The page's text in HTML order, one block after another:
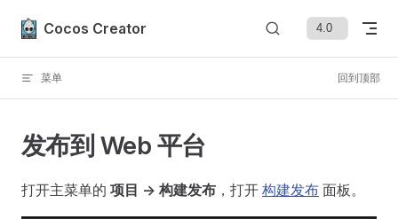
Skip to content
Cocos Creator
菜单 回到顶部
发布到 Web 平台
打开主菜单的 项目 -> 构建发布 ，打开 构建发布 面板。